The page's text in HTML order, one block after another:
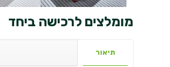
מומלצים לרכישה ביחד
תיאור